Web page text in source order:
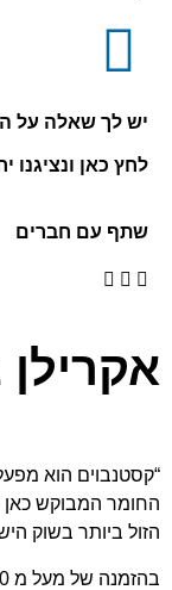
יש לך שאלה על
לחץ כאן ונציגנו
שתף עם חברים
“קסטנבוים הוא
החומר המבוקש כאן
הזול ביותר בשוק הישראלי,